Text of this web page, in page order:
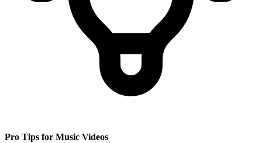
Pro Tips for Music Videos